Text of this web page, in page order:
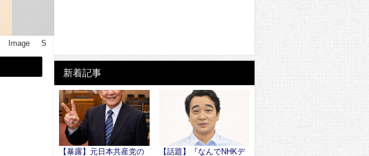
Image © S
新着記事
【暴露】元日本共産党の
【話題】『なんでNHKデ